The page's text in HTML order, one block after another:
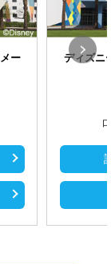
ー
ディズニ